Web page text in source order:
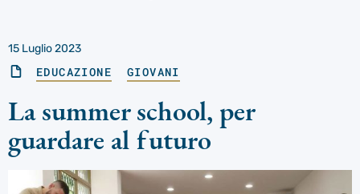
15 Luglio 2023
EDUCAZIONE GIOVANI
La summer school, per
guardare al futuro